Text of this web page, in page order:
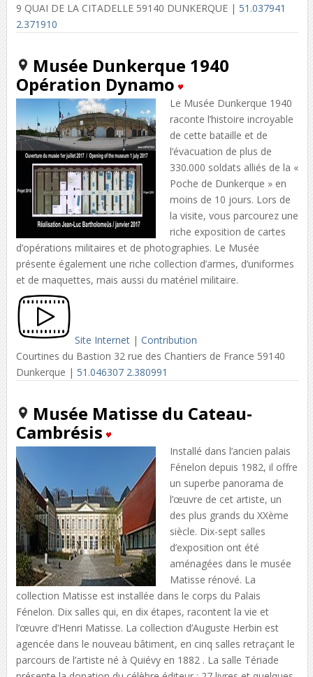
9 QUAI DE LA CITADELLE 59140 DUNKERQUE | 51.037941
2.371910
Musée Dunkerque 1940
Opération Dynamo
Le Musée Dunkerque 1940
raconte l’histoire incroyable
de cette bataille et de
l’évacuation de plus de
330.000 soldats alliés de la «
Poche de Dunkerque » en
moins de 10 jours. Lors de
la visite, vous parcourez une
riche exposition de cartes
d’opérations militaires et de photographies. Le Musée
présente également une riche collection d’armes, d’uniformes
et de maquettes, mais aussi du matériel militaire.
Site Internet| Contribution
Courtines du Bastion 32 rue des Chantiers de France 59140
Dunkerque | 51.046307 2.380991
Musée Matisse du Cateau-
Cambrésis
Installé dans l’ancien palais
Fénelon depuis 1982, il offre
un superbe panorama de
l’œuvre de cet artiste, un
des plus grands du XXème
siècle. Dix-sept salles
d’exposition ont été
aménagées dans le musée
Matisse rénové. La
collection Matisse est installée dans le corps du Palais
Fénelon. Dix salles qui, en dix étapes, racontent la vie et
l’œuvre d’Henri Matisse. La collection d’Auguste Herbin est
agencée dans le nouveau bâtiment, en cinq salles retraçant le
parcours de l’artiste né à Quiévy en 1882 . La salle Tériade